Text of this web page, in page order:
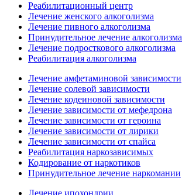
Реабилитационный центр
Лечение женского алкоголизма
Лечение пивного алкоголизма
Принудительное лечение алкоголизма
Лечение подросткового алкоголизма
Реабилитация алкоголизма
Лечение амфетаминовой зависимости
Лечение солевой зависимости
Лечение кодеиновой зависимости
Лечение зависимости от мефедрона
Лечение зависимости от героина
Лечение зависимости от лирики
Лечение зависимости от спайса
Реабилитация наркозависимых
Кодирование от наркотиков
Принудительное лечение наркомании
Лечение ипохондрии